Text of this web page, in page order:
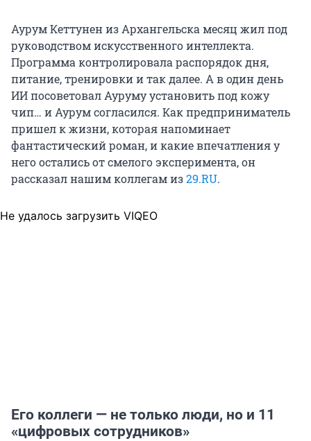
Аурум Кеттунен из Архангельска месяц жил под
руководством искусственного интеллекта.
Программа контролировала распорядок дня,
питание, тренировки и так далее. А в один день
ИИ посоветовал Ауруму установить под кожу
чип… и Аурум согласился. Как предприниматель
пришел к жизни, которая напоминает
фантастический роман, и какие впечатления у
него остались от смелого эксперимента, он
рассказал нашим коллегам из29.RU.
Не удалось загрузить VIQEO
Его коллеги — не только люди, но и 11
«цифровых сотрудников»